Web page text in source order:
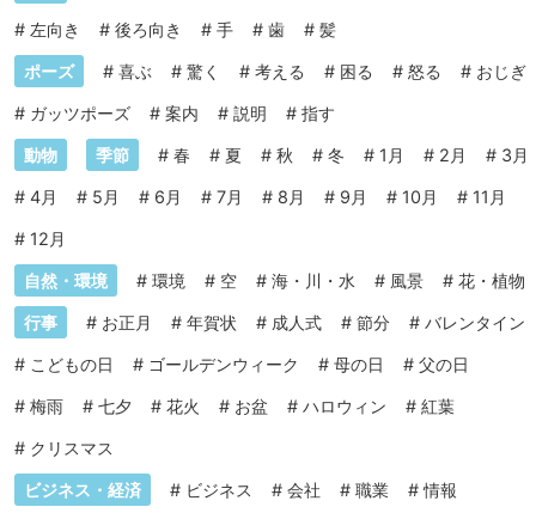
# 左向き # 後ろ向き # 手 # 歯 # 髪
ポーズ # 喜ぶ # 驚く # 考える # 困る # 怒る # おじぎ
# ガッツポーズ # 案内 # 説明 # 指す
動物 季節 # 春 # 夏 # 秋 # 冬 # 1月 # 2月 # 3月
# 4月 # 5月 # 6月 # 7月 # 8月 # 9月 # 10月 # 11月
# 12月
自然・環境 # 環境 # 空 # 海・川・水 # 風景 # 花・植物
行事 # お正月 # 年賀状 # 成人式 # 節分 # バレンタイン
# こどもの日 # ゴールデンウィーク # 母の日 # 父の日
# 梅雨 # 七夕 # 花火 # お盆 # ハロウィン # 紅葉
# クリスマス
ビジネス・経済 # ビジネス # 会社 # 職業 #情報